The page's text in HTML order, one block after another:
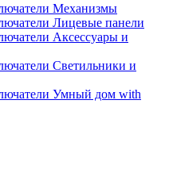
Механизмы
Лицевые панели
Аксессуары и
Светильники и
Умный дом with